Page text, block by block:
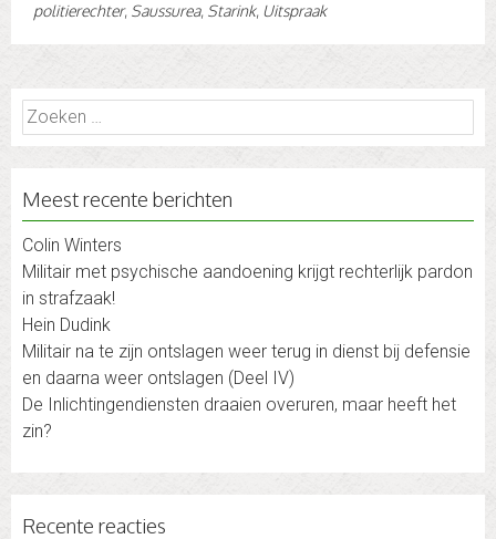
politierechter, Saussurea, Starink, Uitspraak
Zoeken
naar:
Meest recente berichten
Colin Winters
Militair met psychische aandoening krijgt rechterlijk pardon
in strafzaak!
Hein Dudink
Militair na te zijn ontslagen weer terug in dienst bij defensie
en daarna weer ontslagen (Deel IV)
De Inlichtingendiensten draaien overuren, maar heeft het
zin?
Recente reacties